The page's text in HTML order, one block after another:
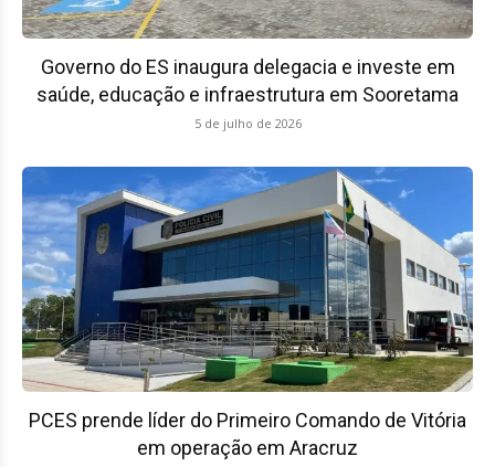
Governo do ES inaugura delegacia e investe em
saúde, educação e infraestrutura em Sooretama
5 de julho de 2026
PCES prende líder do Primeiro Comando de Vitória
em operação em Aracruz